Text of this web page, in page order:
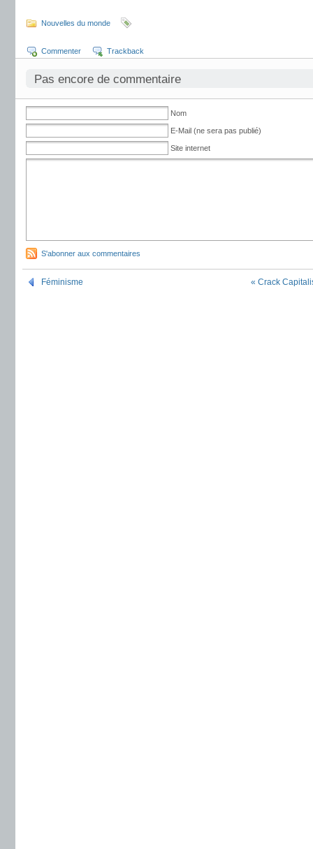
Nouvelles du monde
Commenter Trackback
Pas encore de commentaire
Nom
E-Mail (ne sera pas publié)
Site internet
S'abonner aux commentaires
Féminisme « Crack